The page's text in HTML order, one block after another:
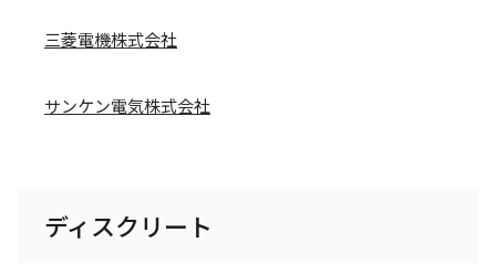
三菱電機株式会社
サンケン電気株式会社
ディスクリート